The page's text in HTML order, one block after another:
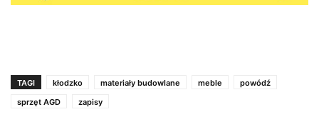
TAGI kłodzko materiały budowlane meble
powódź
sprzęt AGD
zapisy